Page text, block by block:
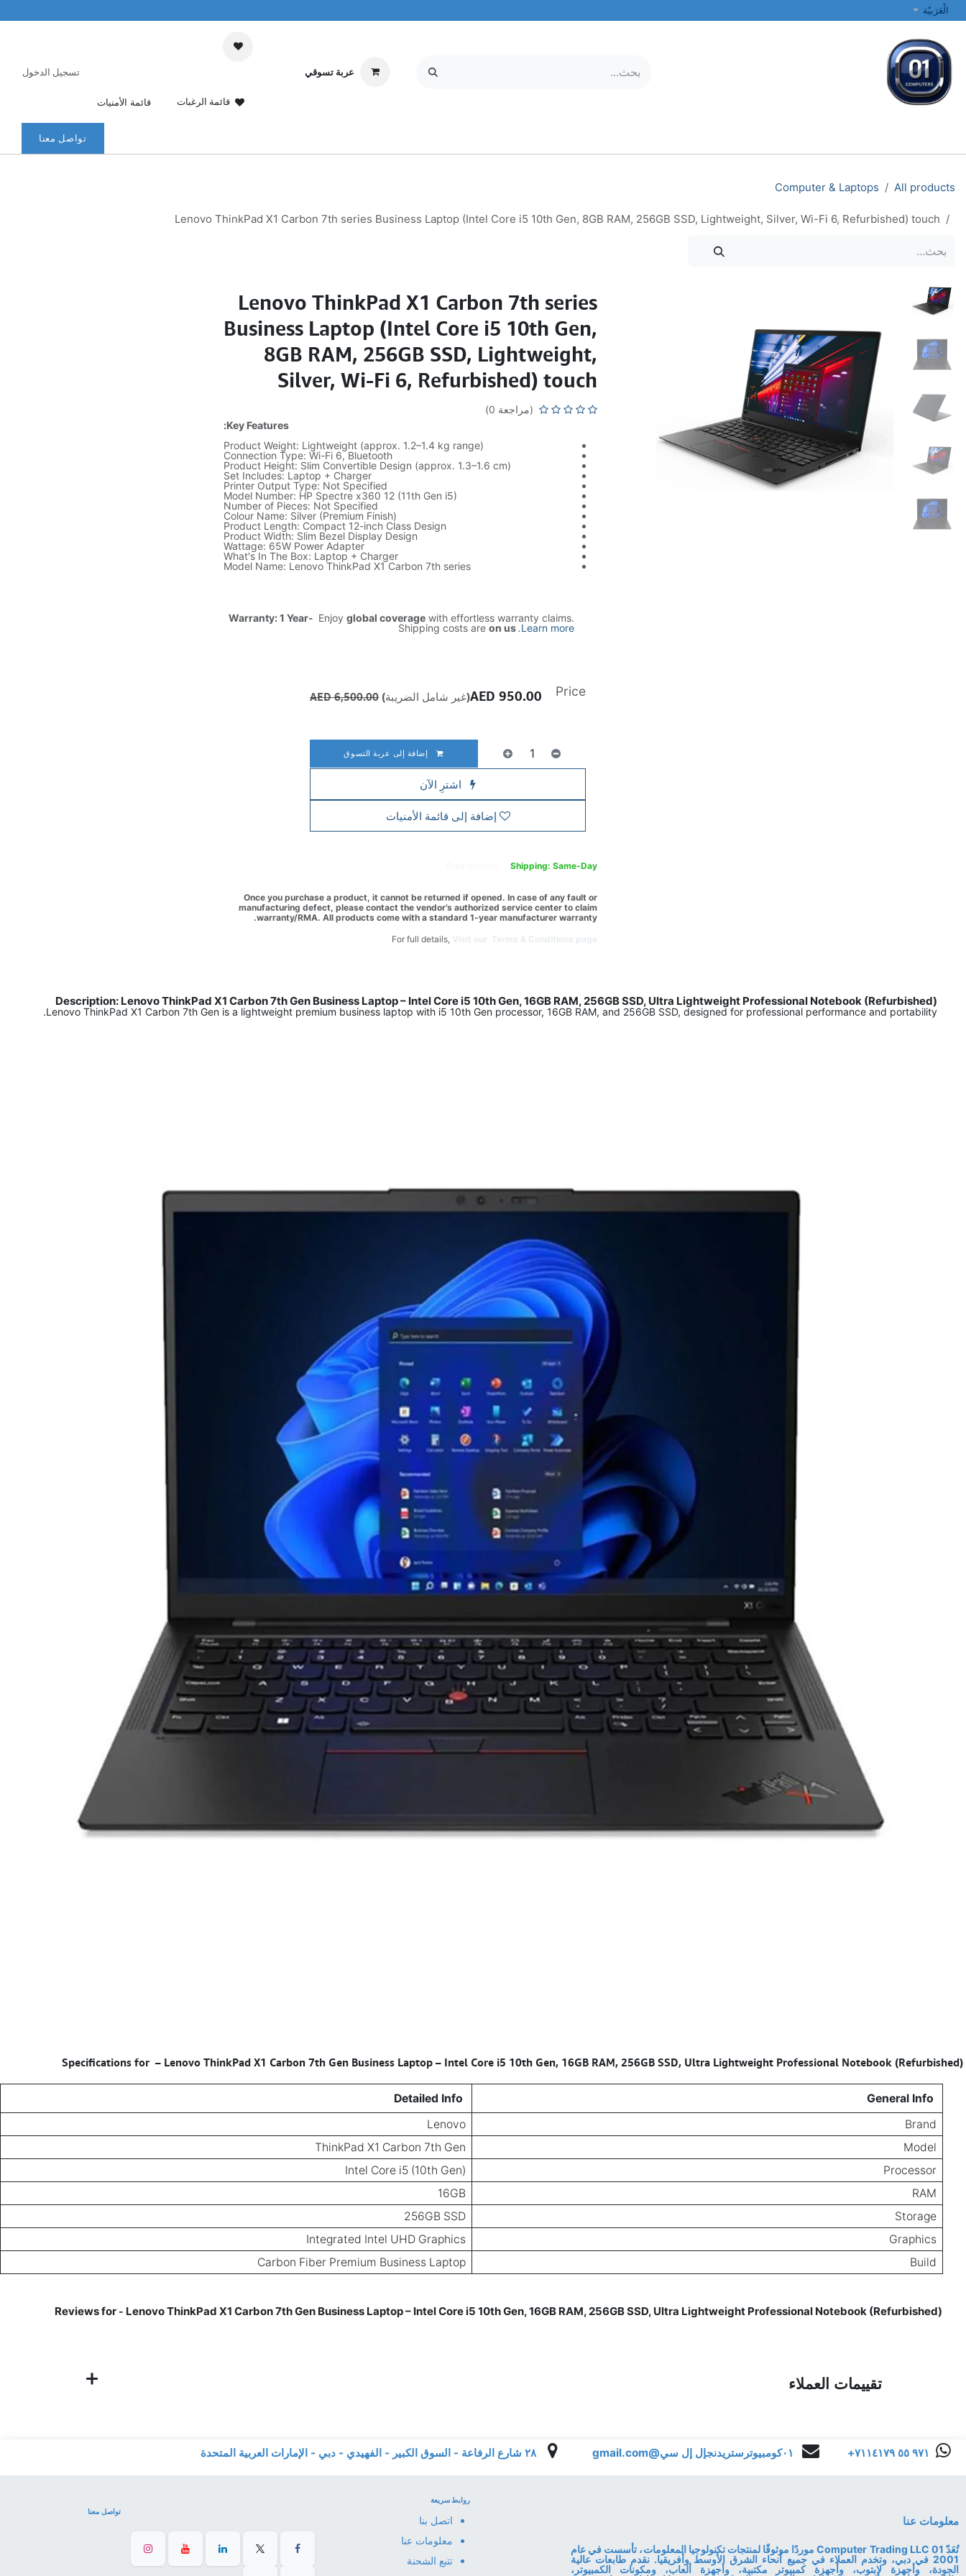
تخطي للذهاب إلى المحتوى
الْعَرَبيّة
عربة تسوقي
قائمة الرغبات قائمة الأمنيات
تسجيل الدخول
تواصل معنا
All products
Computer & Laptops
Lenovo ThinkPad X1 Carbon 7th series Business Laptop (Intel Core i5 10th Gen, 8GB RAM, 256GB SSD, Lightweight, Silver, Wi-Fi 6, Refurbished) touch
Lenovo ThinkPad X1 Carbon 7th series
Business Laptop (Intel Core i5 10th Gen,
8GB RAM, 256GB SSD, Lightweight,
Silver, Wi-Fi 6, Refurbished) touch
(مراجعة 0)
Key Features:
Product Weight: Lightweight (approx. 1.2–1.4 kg range)
Connection Type: Wi-Fi 6, Bluetooth
Product Height: Slim Convertible Design (approx. 1.3–1.6 cm)
Set Includes: Laptop + Charger
Printer Output Type: Not Specified
Model Number: HP Spectre x360 12 (11th Gen i5)
Number of Pieces: Not Specified
Colour Name: Silver (Premium Finish)
Product Length: Compact 12-inch Class Design
Product Width: Slim Bezel Display Design
Wattage: 65W Power Adapter
What's In The Box: Laptop + Charger
Model Name: Lenovo ThinkPad X1 Carbon 7th series
Warranty: 1 Year- Enjoyglobal coverage with effortless warranty claims.
Shipping costs areon us.Learn more
إضافة إلى عربة التسوق
اشترِ الآن
إضافة إلى قائمة الأمنيات
Price
950.00
AED (غير شامل الضريبة) 6,500.00
AED
Shipping: Same-Day
Once you purchase a product, it cannot be returned if opened. In case of any fault or
manufacturing defect, please contact the vendor’s authorized service center to claim
warranty/RMA. All products come with a standard 1-year manufacturer warranty.
For full details,
Description: Lenovo ThinkPad X1 Carbon 7th Gen Business Laptop – Intel Core i5 10th Gen, 16GB RAM, 256GB SSD, Ultra Lightweight Professional Notebook (Refurbished)
Lenovo ThinkPad X1 Carbon 7th Gen is a lightweight premium business laptop with i5 10th Gen processor, 16GB RAM, and 256GB SSD, designed for professional performance and portability.
– Lenovo ThinkPad X1 Carbon 7th Gen Business Laptop – Intel Core i5 10th Gen, 16GB RAM, 256GB SSD, Ultra Lightweight Professional Notebook (Refurbished)
General Info
Detailed Info
Brand
Lenovo
Model
ThinkPad X1 Carbon 7th Gen
Processor
Intel Core i5 (10th Gen)
RAM
16GB
Storage
256GB SSD
Graphics
Integrated Intel UHD Graphics
Build
Carbon Fiber Premium Business Laptop
- Lenovo ThinkPad X1 Carbon 7th Gen Business Laptop – Intel Core i5 10th Gen, 16GB RAM, 256GB SSD, Ultra Lightweight Professional Notebook (Refurbished)
تقييمات العملاء
معلومات عنا
تُعَدّ 01 Computer Trading LLC موردًا موثوقًا لمنتجات تكنولوجيا المعلومات، تأسست في عام
2001 في دبي، وتخدم العملاء في جميع أنحاء الشرق الأوسط وأفريقيا. نقدم طابعات عالية
الجودة، وأجهزة لابتوب، وأجهزة كمبيوتر مكتبية، وأجهزة ألعاب، ومكونات الكمبيوتر،
روابط سريعة
اتصل بنا
معلومات عنا
تتبع الشحنة
تواصل معنا
+٩٧١ ٥٥ ٧١١٤١٧٩ ٢٨ شارع الرفاعة - السوق الكبير - الفهيدي - دبي - الإمارات العربية المتحدة